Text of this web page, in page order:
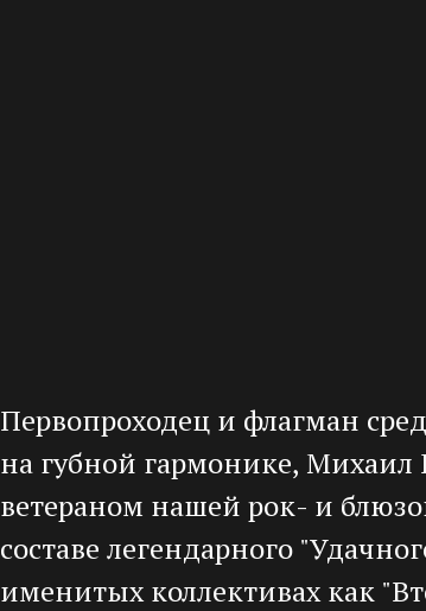
Первопроходец и флагман
на губной гармонике, Михаил
ветераном нашей рок- и
составе легендарного
именитых коллективах как